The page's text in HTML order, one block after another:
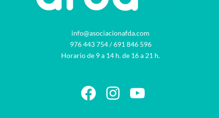
info@asociacionafda.com
976 443 754/691 846 596
Horario de 9 a 14 h. de 16 a 21 h.
Facebook
Instagram
YouTube